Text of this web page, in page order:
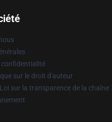
confidentialité
sur le droit d'auteur
sur la transparence de la chaîne